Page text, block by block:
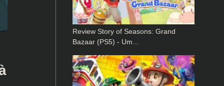
Review Story of Seasons: Grand
Bazaar (PS5) - Um…